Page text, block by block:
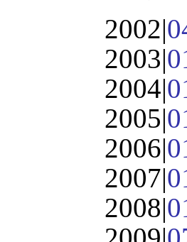
2002|
2003|
2004|
2005|
2006|
2007|
2008|